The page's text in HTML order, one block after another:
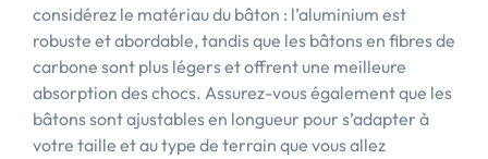
considérez le matériau du bâton : l’aluminium est
robuste et abordable, tandis que les bâtons en fibres de
carbone sont plus légers et offrent une meilleure
absorption des chocs. Assurez-vous également que les
bâtons sont ajustables en longueur pour s’adapter à
votre taille et au type de terrain que vous allez